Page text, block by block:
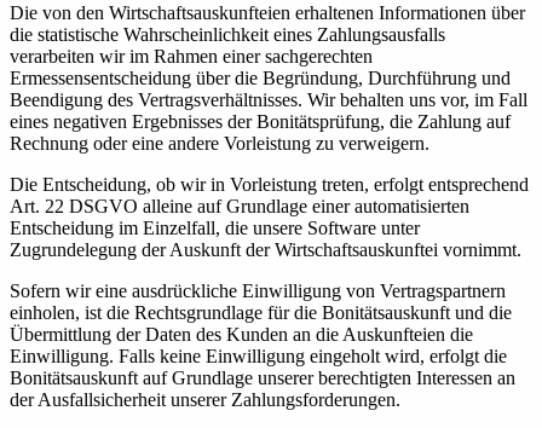
Die von den Wirtschaftsauskunfteien erhaltenen Informationen über
die statistische Wahrscheinlichkeit eines Zahlungsausfalls
verarbeiten wir im Rahmen einer sachgerechten
Ermessensentscheidung über die Begründung, Durchführung und
Beendigung des Vertragsverhältnisses. Wir behalten uns vor, im Fall
eines negativen Ergebnisses der Bonitätsprüfung, die Zahlung auf
Rechnung oder eine andere Vorleistung zu verweigern.
Die Entscheidung, ob wir in Vorleistung treten, erfolgt entsprechend
Art. 22 DSGVO alleine auf Grundlage einer automatisierten
Entscheidung im Einzelfall, die unsere Software unter
Zugrundelegung der Auskunft der Wirtschaftsauskunftei vornimmt.
Sofern wir eine ausdrückliche Einwilligung von Vertragspartnern
einholen, ist die Rechtsgrundlage für die Bonitätsauskunft und die
Übermittlung der Daten des Kunden an die Auskunfteien die
Einwilligung. Falls keine Einwilligung eingeholt wird, erfolgt die
Bonitätsauskunft auf Grundlage unserer berechtigten Interessen an
der Ausfallsicherheit unserer Zahlungsforderungen.